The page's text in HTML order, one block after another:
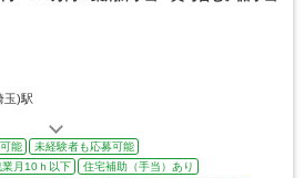
玉)駅
能
未経験者も応募可能
業月10ｈ以下
住宅補助（手当）あり